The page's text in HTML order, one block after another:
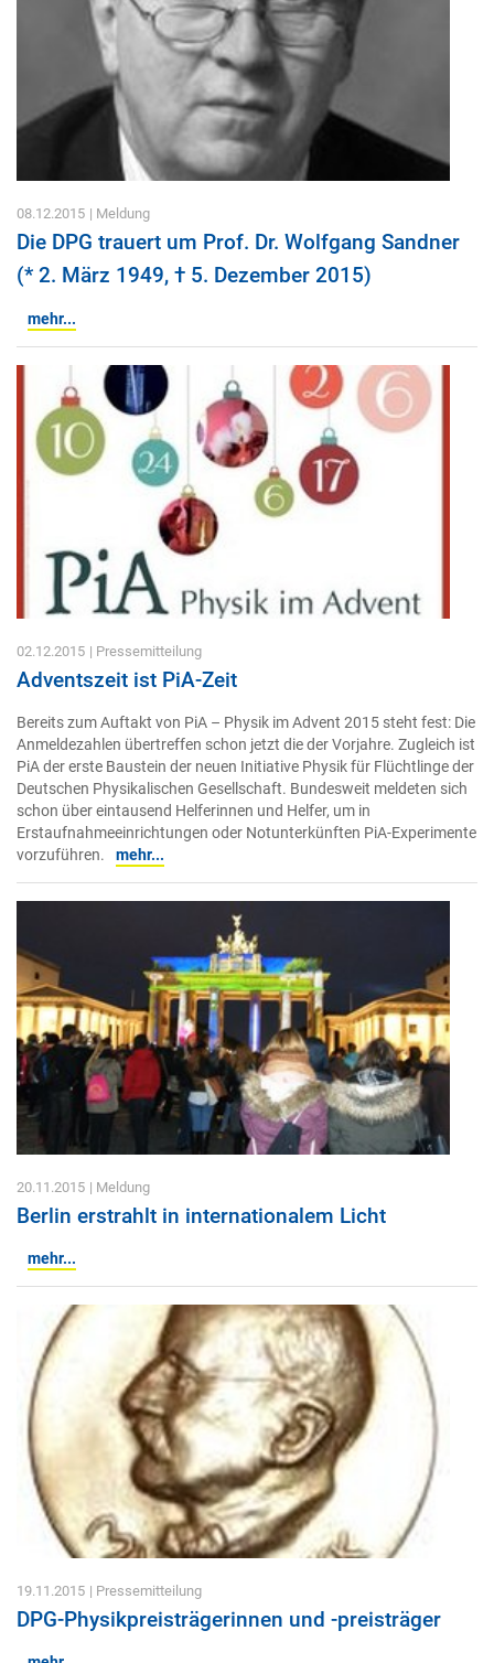
08.12.2015 | Meldung
Die DPG trauert um Prof. Dr. Wolfgang Sandner
(* 2. März 1949, † 5. Dezember 2015)
mehr...
02.12.2015 | Pressemitteilung
Adventszeit ist PiA-Zeit
Bereits zum Auftakt von PiA – Physik im Advent 2015 steht fest: Die
Anmeldezahlen übertreffen schon jetzt die der Vorjahre. Zugleich ist
PiA der erste Baustein der neuen Initiative Physik für Flüchtlinge der
Deutschen Physikalischen Gesellschaft. Bundesweit meldeten sich
schon über eintausend Helferinnen und Helfer, um in
Erstaufnahmeeinrichtungen oder Notunterkünften PiA-Experimente
vorzuführen.
mehr...
20.11.2015 | Meldung
Berlin erstrahlt in internationalem Licht
mehr...
19.11.2015 | Pressemitteilung
DPG-Physikpreisträgerinnen und -preisträger